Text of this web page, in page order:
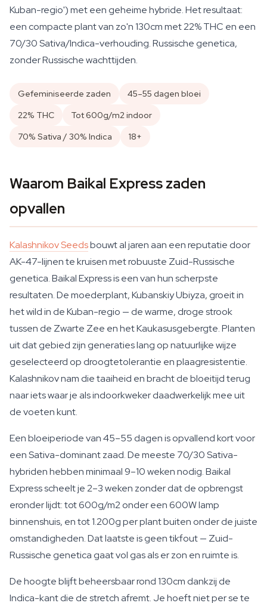
Kuban-regio') met een geheime hybride. Het resultaat:
een compacte plant van zo'n 130cm met 22% THC en een
70/30 Sativa/Indica-verhouding. Russische genetica,
zonder Russische wachttijden.
Gefeminiseerde zaden
45–55 dagen bloei
22% THC
Tot 600g/m2 indoor
70% Sativa / 30% Indica
18+
Waarom Baikal Express zaden
opvallen
Kalashnikov Seedsbouwt al jaren aan een reputatie door
AK-47-lijnen te kruisen met robuuste Zuid-Russische
genetica. Baikal Express is een van hun scherpste
resultaten. De moederplant, Kubanskiy Ubiyza, groeit in
het wild in de Kuban-regio — de warme, droge strook
tussen de Zwarte Zee en het Kaukasusgebergte. Planten
uit dat gebied zijn generaties lang op natuurlijke wijze
geselecteerd op droogtetolerantie en plaagresistentie.
Kalashnikov nam die taaiheid en bracht de bloeitijd terug
naar iets waar je als indoorkweker daadwerkelijk mee uit
de voeten kunt.
Een bloeiperiode van 45–55 dagen is opvallend kort voor
een Sativa-dominant zaad. De meeste 70/30 Sativa-
hybriden hebben minimaal 9–10 weken nodig. Baikal
Express scheelt je 2–3 weken zonder dat de opbrengst
eronder lijdt: tot 600g/m2 onder een 600W lamp
binnenshuis, en tot 1.200g per plant buiten onder de juiste
omstandigheden. Dat laatste is geen tikfout — Zuid-
Russische genetica gaat vol gas als er zon en ruimte is.
De hoogte blijft beheersbaar rond 130cm dankzij de
Indica-kant die de stretch afremt. Je hoeft niet per se te